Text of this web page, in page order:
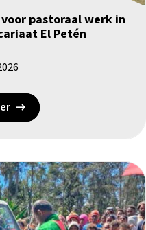
pastoraal werk in
El Petén